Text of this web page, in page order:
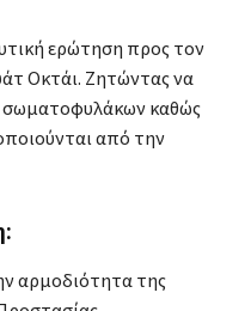
ερώτηση προς τον
Οκτάι. Ζητώντας να
σωματοφυλάκων καθώς
από την
αρμοδιότητα της